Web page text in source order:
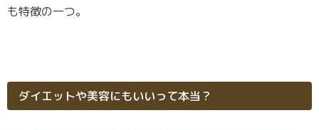
も特徴の一つ。
ダイエットや美容にもいいって本当？